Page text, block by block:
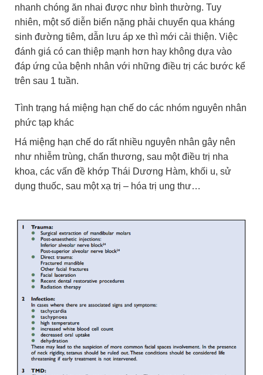
nhanh chóng ăn nhai được như bình thường. Tuy
nhiên, một số diễn biến nặng phải chuyển qua kháng
sinh đường tiêm, dẫn lưu áp xe thì mới cải thiện. Việc
đánh giá có can thiệp mạnh hơn hay không dựa vào
đáp ứng của bệnh nhân với những điều trị các bước kể
trên sau 1 tuần.
Tình trạng há miệng hạn chế do các nhóm nguyên nhân
phức tạp khác
Há miệng hạn chế do rất nhiều nguyên nhân gây nên
như nhiễm trùng, chấn thương, sau một điều trị nha
khoa, các vấn đề khớp Thái Dương Hàm, khối u, sử
dụng thuốc, sau một xạ trị – hóa trị ung thư…